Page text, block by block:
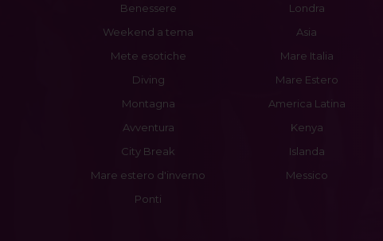
Benessere
Weekend a tema
Mete esotiche
Diving
Montagna
Avventura
City Break
Mare estero d'inverno
Ponti
Londra
Asia
Mare Italia
Mare Estero
America Latina
Kenya
Islanda
Messico